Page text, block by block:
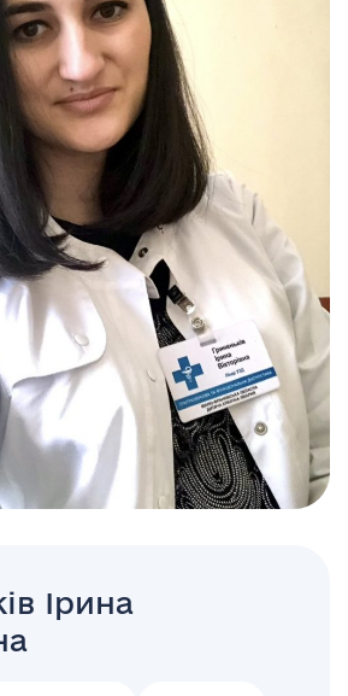
Ірина